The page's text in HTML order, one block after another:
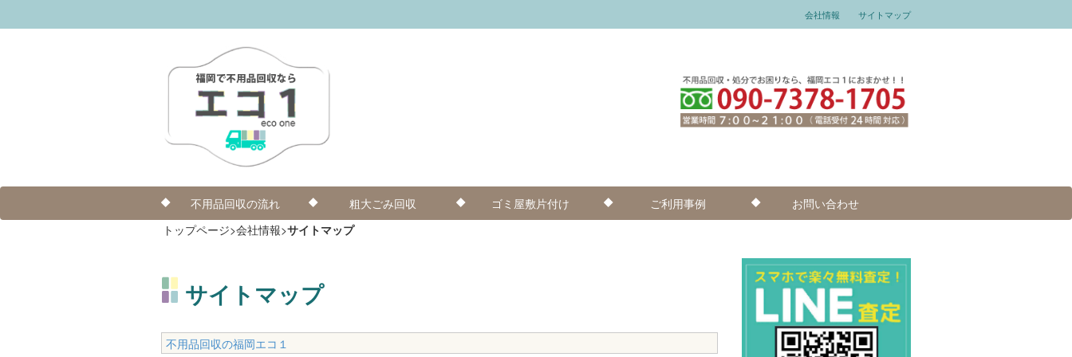
会社情報 サイトマップ
不用品回収の流れ 粗大ごみ回収 ゴミ屋敷片付け ご利用事例
お問い合わせ
トップページ>会社情報>サイトマップ
サイトマップ
不用品回収の福岡エコ１